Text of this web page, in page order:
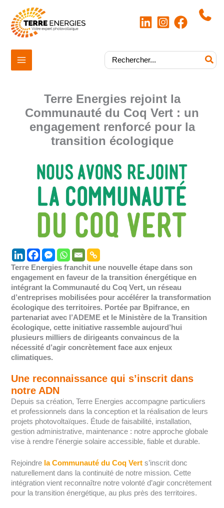
contenu
Rechercher:
Terre Energies rejoint la
Communauté du Coq Vert : un
engagement renforcé pour la
transition écologique
Terre Energies franchit une nouvelle étape dans son
engagement en faveur de la transition énergétique en
intégrant la Communauté du Coq Vert, un réseau
d’entreprises mobilisées pour accélérer la transformation
écologique des territoires. Portée par Bpifrance, en
partenariat avec l’ADEME et le Ministère de la Transition
écologique, cette initiative rassemble aujourd’hui
plusieurs milliers de dirigeants convaincus de la
nécessité d’agir concrètement face aux enjeux
climatiques.
Une reconnaissance qui s’inscrit dans
notre ADN
Depuis sa création, Terre Energies accompagne particuliers
et professionnels dans la conception et la réalisation de leurs
projets photovoltaïques. Étude de faisabilité, installation,
gestion administrative, maintenance : notre approche globale
vise à rendre l’énergie solaire accessible, fiable et durable.
Rejoindre la Communauté du Coq Vert s’inscrit donc
naturellement dans la continuité de notre mission. Cette
intégration vient reconnaître notre volonté d’agir concrètement
pour la transition énergétique, au plus près des territoires.